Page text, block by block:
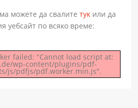
можете да свалитетук или да
уебсайт по всяко време:
failed: "Cannot load script at:
wp-content/plugins/pdf-
js/pdfjs/pdf.worker.min.js".